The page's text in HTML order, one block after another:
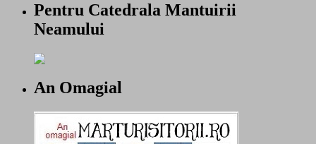
Pentru Catedrala Mantuirii
Neamului
An Omagial